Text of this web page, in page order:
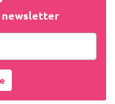
newsletter